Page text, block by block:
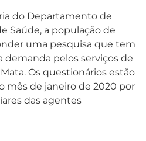
do Departamento de
Saúde, a população de
uma pesquisa que tem
pelos serviços de
Os questionários estão
mês de janeiro de 2020 por
das agentes